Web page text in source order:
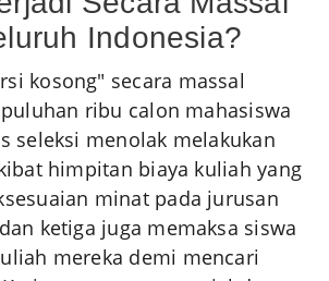
Indonesia?
kosong" secara massal
ribu calon mahasiswa
seleksi menolak melakukan
himpitan biaya kuliah yang
minat pada jurusan
ketiga juga memaksa siswa
mereka demi mencari